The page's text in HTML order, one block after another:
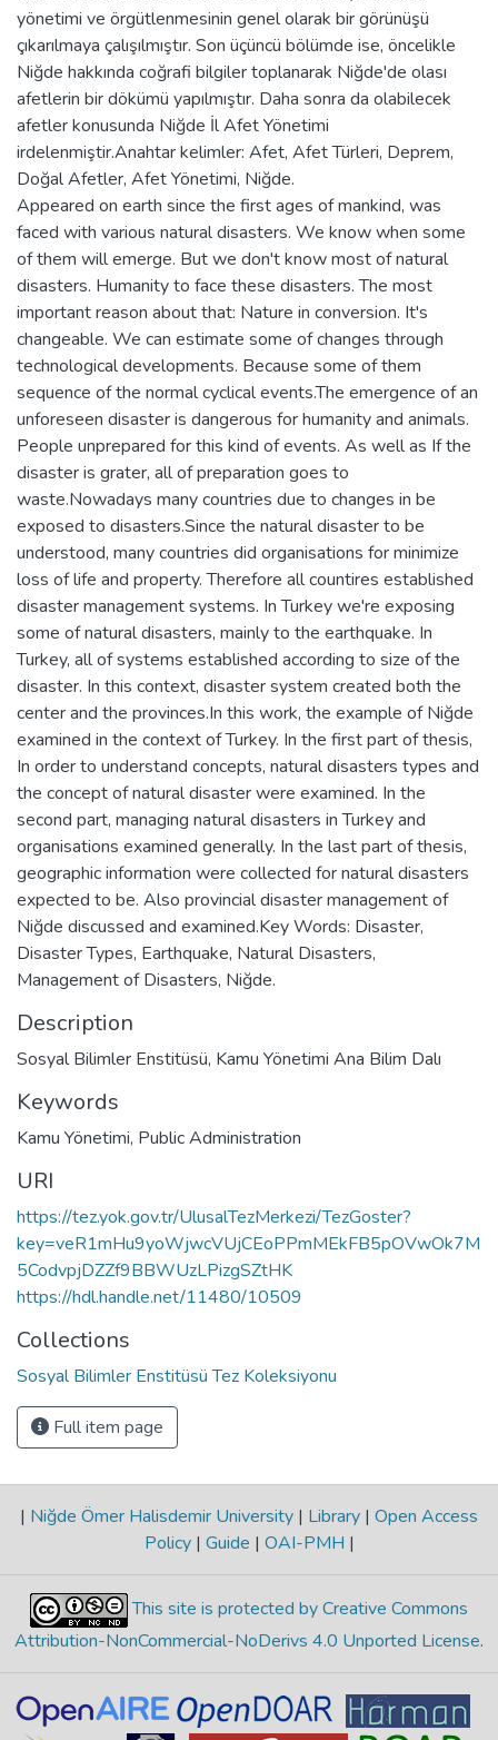
yönetimi ve örgütlenmesinin genel olarak bir görünüşü
çıkarılmaya çalışılmıştır. Son üçüncü bölümde ise, öncelikle
Niğde hakkında coğrafi bilgiler toplanarak Niğde'de olası
afetlerin bir dökümü yapılmıştır. Daha sonra da olabilecek
afetler konusunda Niğde İl Afet Yönetimi
irdelenmiştir.Anahtar kelimler: Afet, Afet Türleri, Deprem,
Doğal Afetler, Afet Yönetimi, Niğde.
Appeared on earth since the first ages of mankind, was
faced with various natural disasters. We know when some
of them will emerge. But we don't know most of natural
disasters. Humanity to face these disasters. The most
important reason about that: Nature in conversion. It's
changeable. We can estimate some of changes through
technological developments. Because some of them
sequence of the normal cyclical events.The emergence of an
unforeseen disaster is dangerous for humanity and animals.
People unprepared for this kind of events. As well as If the
disaster is grater, all of preparation goes to
waste.Nowadays many countries due to changes in be
exposed to disasters.Since the natural disaster to be
understood, many countries did organisations for minimize
loss of life and property. Therefore all countires established
disaster management systems. In Turkey we're exposing
some of natural disasters, mainly to the earthquake. In
Turkey, all of systems established according to size of the
disaster. In this context, disaster system created both the
center and the provinces.In this work, the example of Niğde
examined in the context of Turkey. In the first part of thesis,
In order to understand concepts, natural disasters types and
the concept of natural disaster were examined. In the
second part, managing natural disasters in Turkey and
organisations examined generally. In the last part of thesis,
geographic information were collected for natural disasters
expected to be. Also provincial disaster management of
Niğde discussed and examined.Key Words: Disaster,
Disaster Types, Earthquake, Natural Disasters,
Management of Disasters, Niğde.
Description
Sosyal Bilimler Enstitüsü, Kamu Yönetimi Ana Bilim Dalı
Keywords
Kamu Yönetimi, Public Administration
URI
https://tez.yok.gov.tr/UlusalTezMerkezi/TezGoster?
key=veR1mHu9yoWjwcVUjCEoPPmMEkFB5pOVwOk7M
5CodvpjDZZf9BBWUzLPizgSZtHK
https://hdl.handle.net/11480/10509
Collections
Sosyal Bilimler Enstitüsü Tez Koleksiyonu
Full item page
| Niğde Ömer Halisdemir University | Library | Open Access
Policy | Guide | OAI-PMH |
This site is protected by Creative Commons
Attribution-NonCommercial-NoDerivs 4.0 Unported License.